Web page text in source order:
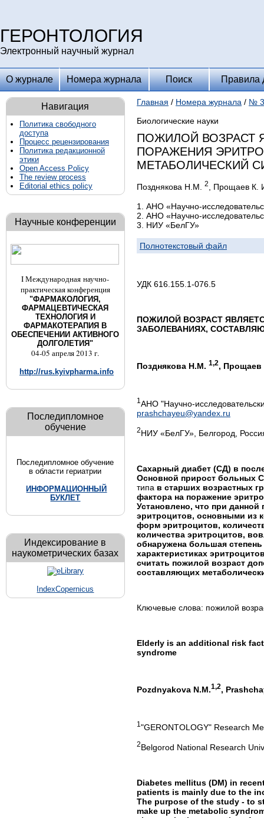
ГЕРОНТОЛОГИЯ
Электронный научный журнал
О журнале Номера журнала Поиск Правила
Навигация
Политика свободного
доступа
Процесс рецензирования
Политика редакционной
этики
Open Access Policy
The review process
Editorial ethics policy
Научные конференции
I Международная научно-
практическая конференция
"ФАРМАКОЛОГИЯ,
ФАРМАЦЕВТИЧЕСКАЯ
ТЕХНОЛОГИЯ И
ФАРМАКОТЕРАПИЯ В
ОБЕСПЕЧЕНИИ АКТИВНОГО
ДОЛГОЛЕТИЯ"
04-05 апреля 2013 г.
http://rus.kyivpharma.info
Последипломное
обучение
Последипломное обучение
в области гериатрии
ИНФОРМАЦИОННЫЙ
БУКЛЕТ
Индексирование в
наукометрических базах
IndexCopernicus
Главная / Номера журнала / №
Биологические науки
ПОЖИЛОЙ ВОЗРАСТ
ПОРАЖЕНИЯ
МЕТАБОЛИЧЕСКИЙ
Позднякова Н.М. 2 , Прощаев К.
1. АНО «Научно-
2. АНО «Научно-
3. НИУ «БелГУ»
Полнотекстовый файл
УДК 616.155.1-076.5
ПОЖИЛОЙ ВОЗРАСТ
ЗАБОЛЕВАНИЯХ,
Позднякова Н.М. 1,2, Прощаев
1 АНО "Научно-
prashchayeu@yandex.ru
2НИУ «БелГУ», Белгород,
Сахарный диабет (СД) в
Основной прирост больных
типа в старших возрастных
фактора на поражение
Установлено, что при
эритроцитов, основными из
форм эритроцитов,
количества эритроцитов,
обнаружена большая
характеристиках
считать пожилой возраст
составляющих
Ключевые слова: пожилой
Elderly is an additional risk
syndrome
Pozdnyakova N.M.1,2,
1 "GERONTOLOGY" Research
2Belgorod National Research
Diabetes mellitus (DM) in
patients is mainly due to the
The purpose of the study - to
make up the metabolic